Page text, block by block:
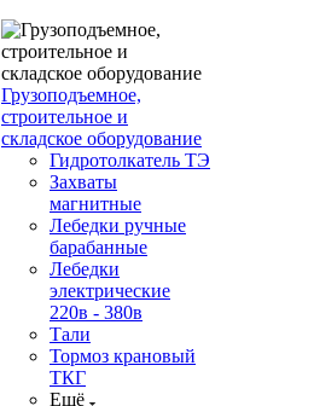
Грузоподъемное,
строительное и
складское оборудование
Гидротолкатель ТЭ
Захваты
магнитные
Лебедки ручные
барабанные
Лебедки
электрические
220в - 380в
Тали
Тормоз крановый
ТКГ
Ещё